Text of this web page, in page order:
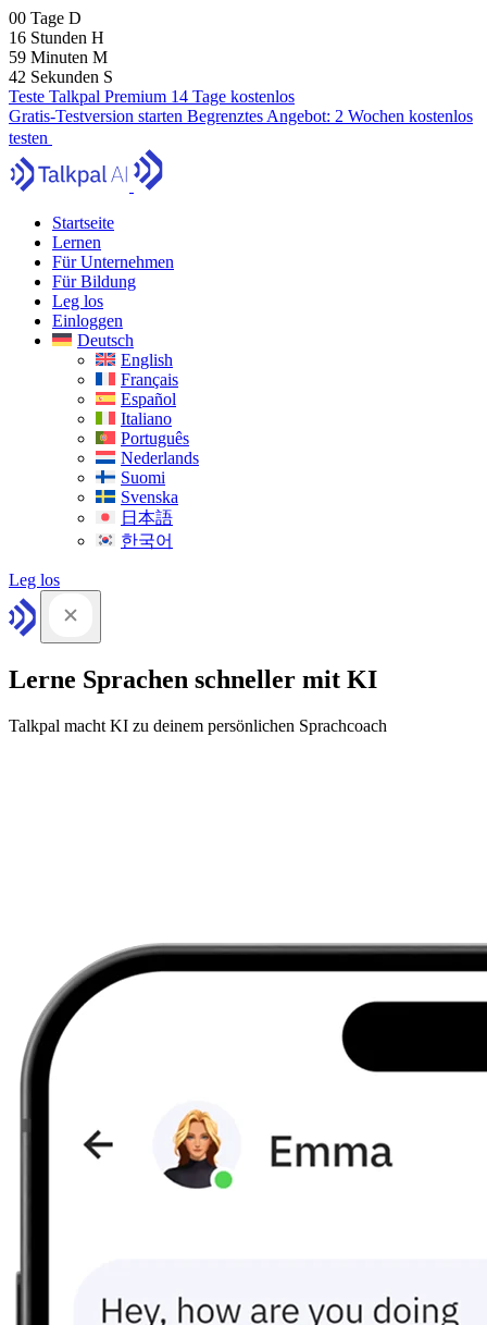
00 Tage D
16 Stunden H
59 Minuten M
41 Sekunden S
Teste Talkpal Premium 14 Tage kostenlos
Gratis-Testversion starten Begrenztes Angebot: 2 Wochen kostenlos
testen
Startseite
Lernen
Für Unternehmen
Für Bildung
Leg los
Einloggen
Deutsch
English
Français
Español
Italiano
Português
Nederlands
Suomi
Svenska
日本語
한국어
Leg los
Lerne Sprachen schneller mit KI
Talkpal macht KI zu deinem persönlichen Sprachcoach